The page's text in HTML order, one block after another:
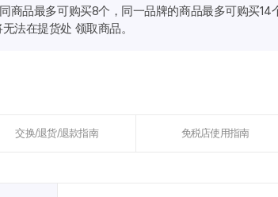
商品最多可购买8个，同一品牌的商品最多可购买14
法在提货处 领取商品。
交换/退货/退款指南 免税店使用指南